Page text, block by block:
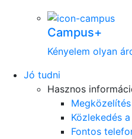
Campus+
Kényelem olyan
Jó tudni
Hasznos
Megközelítés
Közlekedés
Fontos